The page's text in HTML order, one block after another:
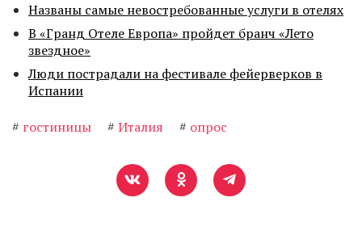
Названы самые невостребованные услуги в отелях
В «Гранд Отеле Европа» пройдет бранч «Лето
звездное»
Люди пострадали на фестивале фейерверков в
Испании
# гостиницы # Италия # опрос